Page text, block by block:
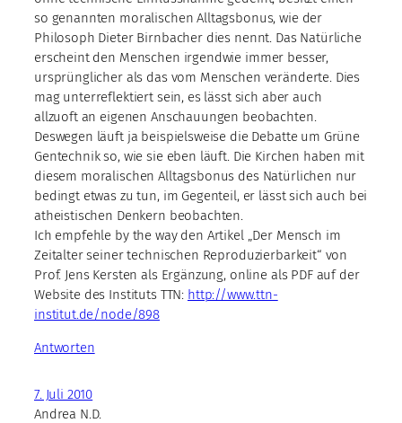
so genannten moralischen Alltagsbonus, wie der
Philosoph Dieter Birnbacher dies nennt. Das Natürliche
erscheint den Menschen irgendwie immer besser,
ursprünglicher als das vom Menschen veränderte. Dies
mag unterreflektiert sein, es lässt sich aber auch
allzuoft an eigenen Anschauungen beobachten.
Deswegen läuft ja beispielsweise die Debatte um Grüne
Gentechnik so, wie sie eben läuft. Die Kirchen haben mit
diesem moralischen Alltagsbonus des Natürlichen nur
bedingt etwas zu tun, im Gegenteil, er lässt sich auch bei
atheistischen Denkern beobachten.
Ich empfehle by the way den Artikel „Der Mensch im
Zeitalter seiner technischen Reproduzierbarkeit“ von
Prof. Jens Kersten als Ergänzung, online als PDF auf der
Website des Instituts TTN: http://www.ttn-
institut.de/node/898
Antworten
7. Juli 2010
Andrea N.D.